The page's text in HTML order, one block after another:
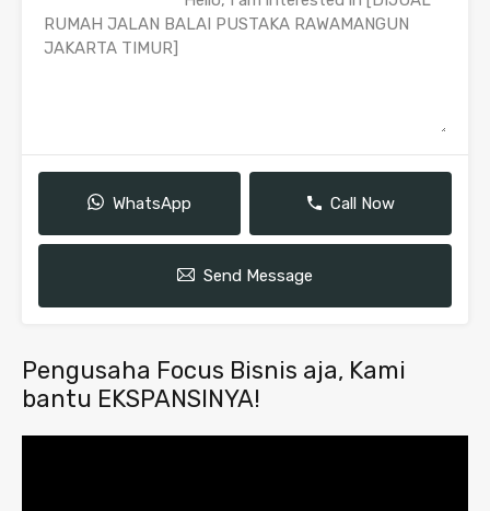
WhatsApp Call Now
Send Message
Pengusaha Focus Bisnis aja, Kami
bantu EKSPANSINYA!